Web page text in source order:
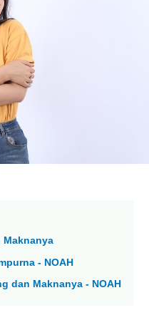
Maknanya
- NOAH
dan Maknanya - NOAH